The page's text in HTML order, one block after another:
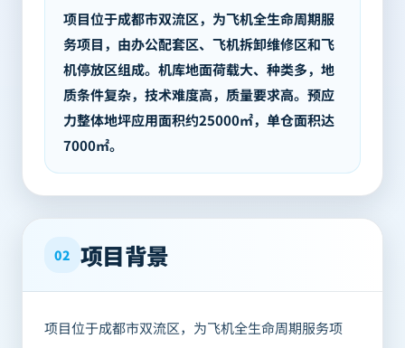
项目位于成都市双流区，为飞机全生命周期服
务项目，由办公配套区、飞机拆卸维修区和飞
机停放区组成。机库地面荷载大、种类多，地
质条件复杂，技术难度高，质量要求高。预应
力整体地坪应用面积约25000㎡，单仓面积达
7000㎡。
02 项目背景
项目位于成都市双流区，为飞机全生命周期服务项